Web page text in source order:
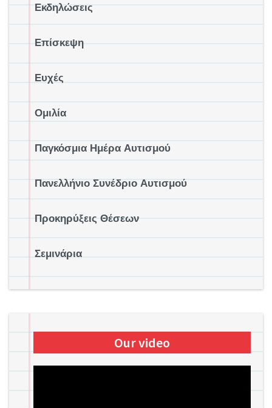
Εκδηλώσεις
Επίσκεψη
Ευχές
Ομιλία
Παγκόσμια Ημέρα Αυτισμού
Πανελλήνιο Συνέδριο Αυτισμού
Προκηρύξεις Θέσεων
Σεμινάρια
Our video